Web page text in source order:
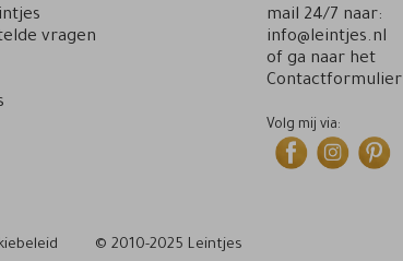
vragen
mail 24/7 naar:
info@leintjes.nl
of ga naar het
Contactformulier
Volg mij via:
© 2010-2025 Leintjes